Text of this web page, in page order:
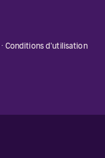
· Conditions d'utilisation